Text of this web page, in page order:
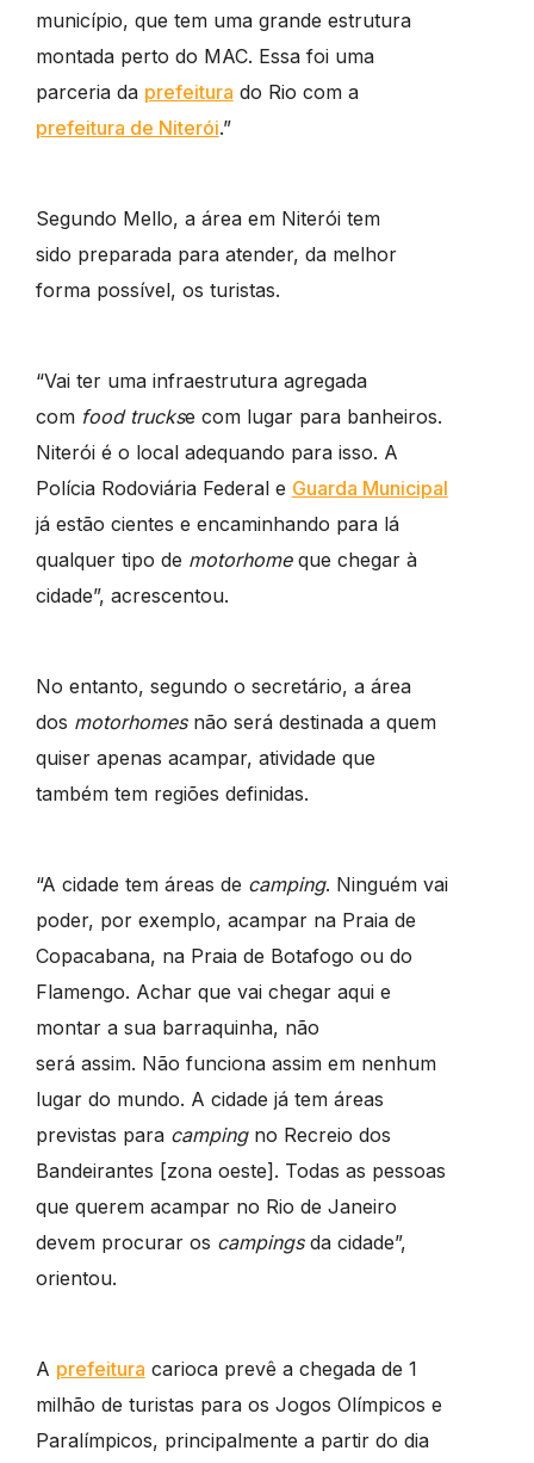
município, que tem uma grande estrutura
montada perto do MAC. Essa foi uma
parceria da prefeitura do Rio com a
prefeitura de Niterói.”
Segundo Mello, a área em Niterói tem
sido preparada para atender, da melhor
forma possível, os turistas.
“Vai ter uma infraestrutura agregada
com food truckse com lugar para banheiros.
Niterói é o local adequando para isso. A
Polícia Rodoviária Federal e Guarda Municipal
já estão cientes e encaminhando para lá
qualquer tipo de motorhomeque chegar à
cidade”, acrescentou.
No entanto, segundo o secretário, a área
dos motorhomesnão será destinada a quem
quiser apenas acampar, atividade que
também tem regiões definidas.
“A cidade tem áreas de camping. Ninguém vai
poder, por exemplo, acampar na Praia de
Copacabana, na Praia de Botafogo ou do
Flamengo. Achar que vai chegar aqui e
montar a sua barraquinha, não
será assim. Não funciona assim em nenhum
lugar do mundo. A cidade já tem áreas
previstas para campingno Recreio dos
Bandeirantes [zona oeste]. Todas as pessoas
que querem acampar no Rio de Janeiro
devem procurar os campingsda cidade”,
orientou.
A prefeitura carioca prevê a chegada de 1
milhão de turistas para os Jogos Olímpicos e
Paralímpicos, principalmente a partir do dia